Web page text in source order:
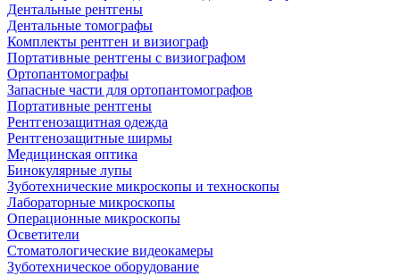
Дентальные рентгены
Дентальные томографы
Комплекты рентген и визиограф
Портативные рентгены с визиографом
Ортопантомографы
Запасные части для ортопантомографов
Портативные рентгены
Рентгенозащитная одежда
Рентгенозащитные ширмы
Медицинская оптика
Бинокулярные лупы
Зуботехнические микроскопы и техноскопы
Лабораторные микроскопы
Операционные микроскопы
Осветители
Стоматологические видеокамеры
Зуботехническое оборудование